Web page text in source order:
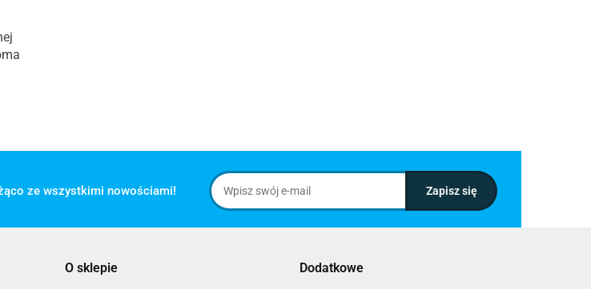
ze wszystkimi nowościami!
O sklepie Dodatkowe